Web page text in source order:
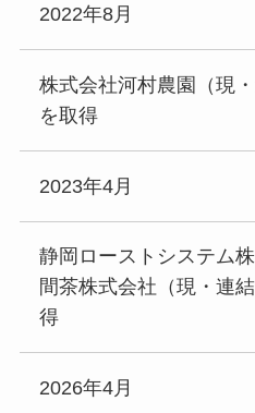
2022年8月
株式会社河村農園（現
を取得
2023年4月
静岡ローストシステム
間茶株式会社（現・連
得
2026年4月